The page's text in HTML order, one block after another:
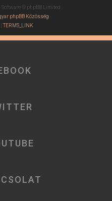
© phpBB Limited
phpBB Közösség
|TERMS_LINK